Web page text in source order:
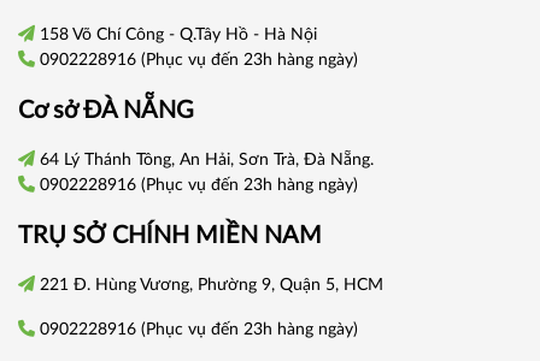
158 Võ Chí Công - Q.Tây Hồ - Hà Nội
0902228916(Phục vụ đến 23h hàng ngày)
Cơ sởĐÀ NẴNG
64 Lý Thánh Tông, An Hải, Sơn Trà, Đà Nẵng.
0902228916(Phục vụ đến 23h hàng ngày)
TRỤ SỞ CHÍNH MIỀN NAM
221 Đ. Hùng Vương, Phường 9, Quận 5, HCM
0902228916(Phục vụ đến 23h hàng ngày)